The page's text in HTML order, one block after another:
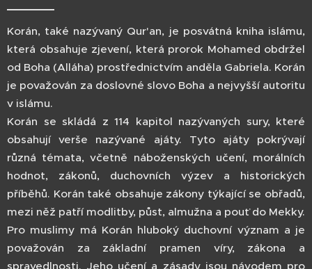
Korán, také nazývaný Qur'an, je posvátná kniha islámu,
která obsahuje zjevení, která prorok Mohamed obdržel
od Boha (Alláha) prostřednictvím anděla Gabriela. Korán
je považován za doslovné slovo Boha a nejvyšší autoritu
v islámu.
Korán se skládá z 114 kapitol nazývaných sury, které
obsahují verše nazývané ajáty. Tyto ajáty pokrývají
různá témata, včetně náboženských učení, morálních
hodnot, zákonů, duchovních výzev a historických
příběhů. Korán také obsahuje zákony týkající se obřadů,
mezi něž patří modlitby, půst, almužna a pouť do Mekky.
Pro muslimy má Korán hluboký duchovní význam a je
považován za základní pramen víry, zákona a
spravedlnosti. Jeho učení a zásady jsou návodem pro